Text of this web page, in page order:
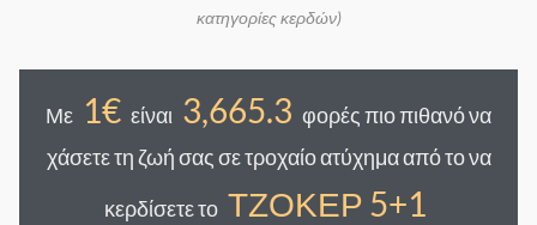
κατηγορίες κερδών)
Με 1€ είναι 3,665.3 φορές πιο πιθανό να
χάσετε τη ζωή σας σε τροχαίο ατύχημα από το να
κερδίσετε το ΤΖΟΚΕΡ 5+1